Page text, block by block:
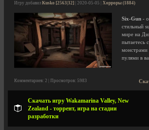
Игру добавил Kusko [2563|32] | 2020-05-05 | Хорроры (1884)
Six-Gun -
стильный
мире на
пытаетесь
монстрами
пулями в
Комментариев: 2 | Просмотров: 5983
Скачать игру Wakamarina Valley, New
Zealand - торрент, игра на стадии
разработки